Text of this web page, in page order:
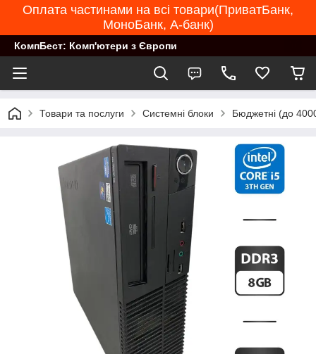
Оплата частинами на всі товари(ПриватБанк,
МоноБанк, А-банк)
КомпБест: Комп'ютери з Європи
Товари та послуги Системні блоки Бюджетні (до